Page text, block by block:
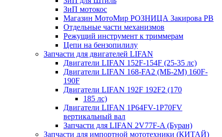
ЗиП мотокос
Магазин МотоМир РОЗНИЦА Закирова РВ
Отдельные части механизмов
Режущий инструмент к триммерам
Цепи на бензопилилу
Запчасти для двигателей LIFAN
Двигатели LIFAN 152F-154F (25-35 лс)
Двигатели LIFAN 168-FA2 (МБ-2М) 160F-
190F
Двигатели LIFAN 192F 192F2 (170
185 лс)
Двигатели LIFAN 1Р64FV-1Р70FV
вертикальный вал
Запчасти для LIFAN 2V77F-A (Буран)
Запчасти для импортной мототехники (КИТАЙ)